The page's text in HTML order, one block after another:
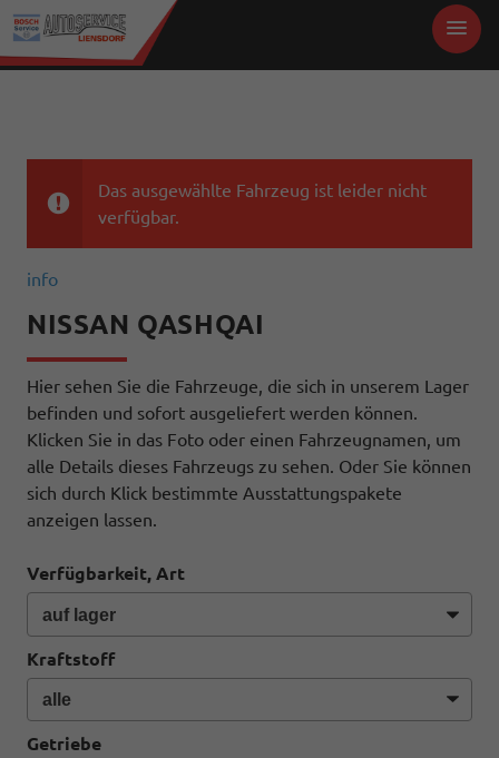
Das ausgewählte Fahrzeug ist leider nicht
verfügbar.
info
NISSAN QASHQAI
Hier sehen Sie die Fahrzeuge, die sich in unserem Lager
befinden und sofort ausgeliefert werden können.
Klicken Sie in das Foto oder einen Fahrzeugnamen, um
alle Details dieses Fahrzeugs zu sehen. Oder Sie können
sich durch Klick bestimmte Ausstattungspakete
anzeigen lassen.
Verfügbarkeit, Art
Kraftstoff
Getriebe